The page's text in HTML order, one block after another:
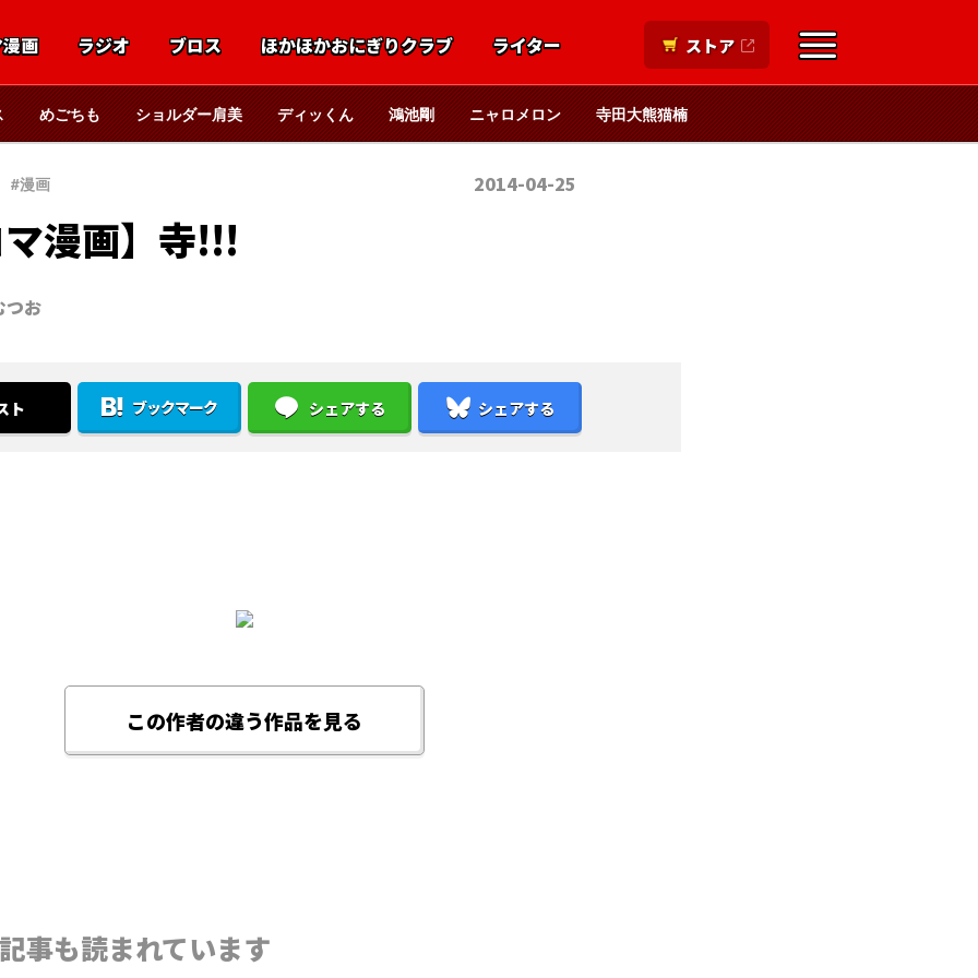
画 ラジオ ブロス ほかほかおにぎりクラブ ライター ストア
めごちも ショルダー肩美 ディッくん 鴻池剛 ニャロメロン 寺田大熊猫楠
#漫画 2014-04-25
漫画】寺!!!
つお
ト ブックマーク シェアする シェアする
この作者の違う作品を見る
事も読まれています